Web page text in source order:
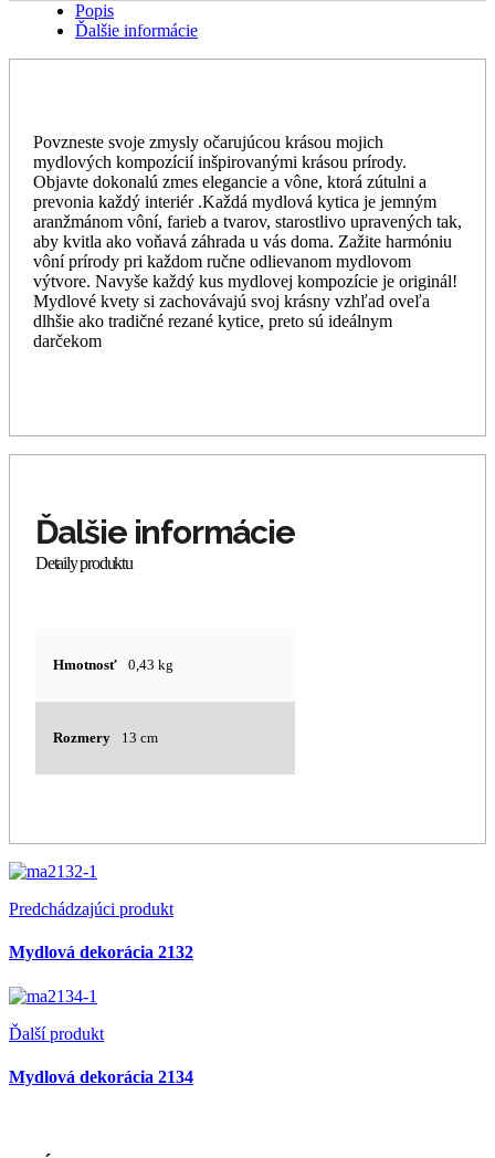
Popis
Ďalšie informácie
Povzneste svoje zmysly očarujúcou krásou mojich
mydlových kompozícií inšpirovanými krásou prírody.
Objavte dokonalú zmes elegancie a vône, ktorá zútulni a
prevonia každý interiér .Každá mydlová kytica je jemným
aranžmánom vôní, farieb a tvarov, starostlivo upravených tak,
aby kvitla ako voňavá záhrada u vás doma. Zažite harmóniu
vôní prírody pri každom ručne odlievanom mydlovom
výtvore. Navyše každý kus mydlovej kompozície je originál!
Mydlové kvety si zachovávajú svoj krásny vzhľad oveľa
dlhšie ako tradičné rezané kytice, preto sú ideálnym
darčekom
Hmotnosť 0,43 kg
Rozmery 13 cm
Predchádzajúci produkt
Mydlová dekorácia 2132
Ďalší produkt
Mydlová dekorácia 2134